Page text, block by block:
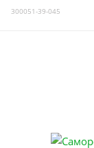
300051-39-045